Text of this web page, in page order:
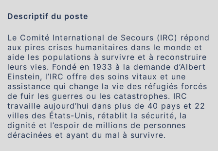
Descriptif du poste
Le Comité International de Secours (IRC) répond
aux pires crises humanitaires dans le monde et
aide les populations à survivre et à reconstruire
leurs vies. Fondé en 1933 à la demande d’Albert
Einstein, l’IRC offre des soins vitaux et une
assistance qui change la vie des réfugiés forcés
de fuir les guerres ou les catastrophes. IRC
travaille aujourd’hui dans plus de 40 pays et 22
villes des États-Unis, rétablit la sécurité, la
dignité et l’espoir de millions de personnes
déracinées et ayant du mal à survivre.